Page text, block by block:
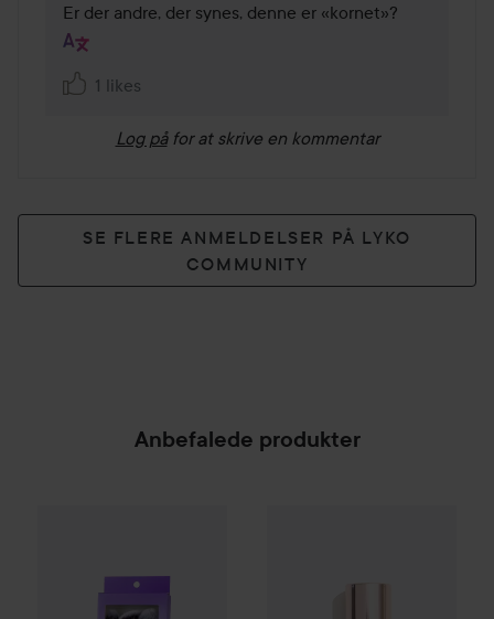
Er der andre, der synes, denne er «kornet»?
1 likes
Log på for at skrive en kommentar
SE FLERE ANMELDELSER PÅ LYKO
COMMUNITY
Anbefalede produkter